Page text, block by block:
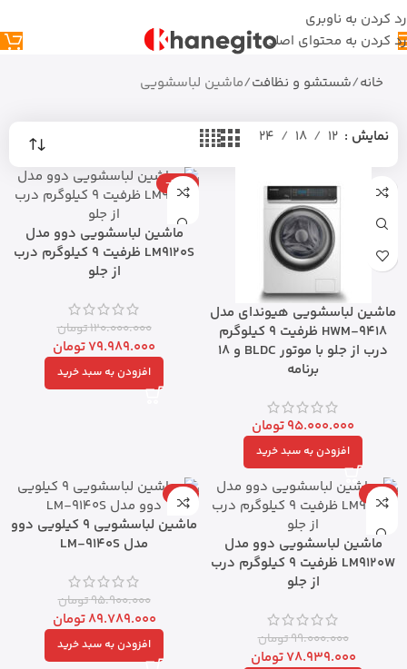
رد کردن به ناوبری
رد کردن به محتوای اصلی
خانه شستشو و نظافت ماشین لباسشویی
نمایش 12
18
24
ماشین لباسشویی هیوندای مدل
HWM-9418 ظرفیت ۹ کیلوگرم
درب از جلو با موتور BLDC و ۱۸
برنامه
95.000.000تومان
افزودن به سبد خرید
-33%
ماشین لباسشویی دوو مدل
LM9120S ظرفیت ۹ کیلوگرم درب
از جلو
120.000.000تومان
79.989.000تومان
افزودن به سبد خرید
-20%
ماشین لباسشویی دوو مدل
LM9120W ظرفیت ۹ کیلوگرم درب
از جلو
99.000.000تومان
78.939.000تومان
-6%
ماشین لباسشویی 9 کیلویی دوو
مدل LM-9140S
95.900.000تومان
89.789.000تومان
افزودن به سبد خرید